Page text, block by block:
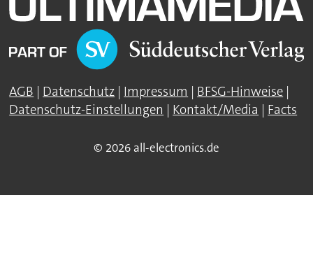
AGB | Datenschutz | Impressum | BFSG-Hinweise |
Datenschutz-Einstellungen | Kontakt/Media | Facts
© 2026 all-electronics.de